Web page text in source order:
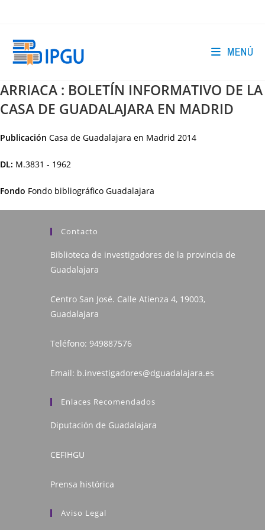
MENÚ
ARRIACA : BOLETÍN INFORMATIVO DE LA
CASA DE GUADALAJARA EN MADRID
Publicación Casa de Guadalajara en Madrid 2014
DL: M.3831 - 1962
Fondo Fondo bibliográfico Guadalajara
Contacto
Biblioteca de investigadores de la provincia de
Guadalajara
Centro San José. Calle Atienza 4, 19003,
Guadalajara
Teléfono: 949887576
Email: b.investigadores@dguadalajara.es
Enlaces Recomendados
Diputación de Guadalajara
CEFIHGU
Prensa histórica
Aviso Legal